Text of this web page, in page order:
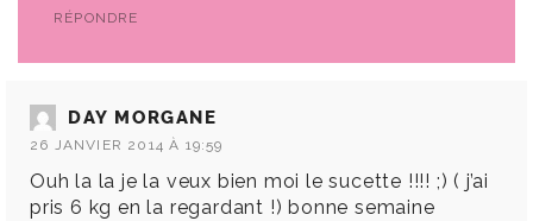
RÉPONDRE
DAY MORGANE
26 JANVIER 2014 À 19:59
Ouh la la je la veux bien moi le sucette !!!! ;) ( j’ai
pris 6 kg en la regardant !) bonne semaine